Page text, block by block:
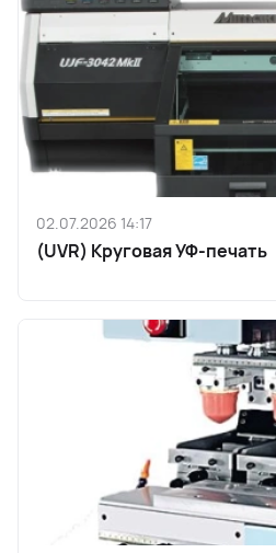
02.07.2026 14:17
(UVR) Круговая УФ-печать